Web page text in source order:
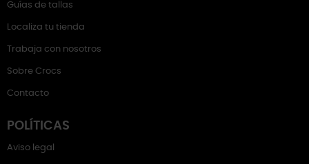
Guías de tallas
Localiza tu tienda
Trabaja con nosotros
Sobre Crocs
Contacto
POLÍTICAS
Aviso legal